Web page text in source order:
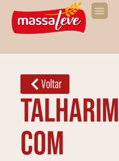
Voltar
Talharim
com